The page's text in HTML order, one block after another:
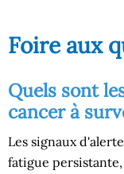
Foire aux
Quels sont
cancer à
Les signaux
fatigue